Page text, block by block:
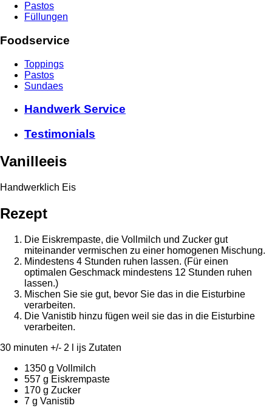
Pastos
Füllungen
Foodservice
Toppings
Pastos
Sundaes
Handwerk Service
Testimonials
Vanilleeis
Handwerklich Eis
Rezept
Die Eiskrempaste, die Vollmilch und Zucker gut
miteinander vermischen zu einer homogenen Mischung.
Mindestens 4 Stunden ruhen lassen. (Für einen
optimalen Geschmack mindestens 12 Stunden ruhen
lassen.)
Mischen Sie sie gut, bevor Sie das in die Eisturbine
verarbeiten.
Die Vanistib hinzu fügen weil sie das in die Eisturbine
verarbeiten.
30 minuten +/- 2 l ijs Zutaten
1350 g Vollmilch
557 g Eiskrempaste
170 g Zucker
7 g Vanistib